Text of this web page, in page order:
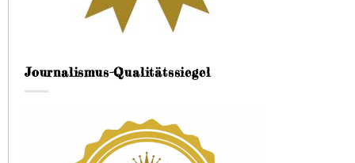
Journalismus-Qualitätssiegel